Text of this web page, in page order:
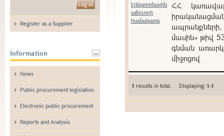
Register as a Supplier
Information
News
Public procurement legislation
Electronic public procurement
Reports and Analysis
Էլեկտրոնային
աճուրդի
համակարգ
ՀՀ
ապրանքների,
մասին» թիվ
գնման
միջոցով
1 results in total. Displaying:1-1